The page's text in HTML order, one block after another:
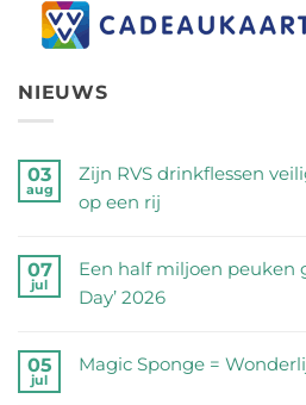
NIEUWS
03
aug
Zijn RVS drinkflessen
op een rij
reacties
op
RVS
drinkflessen
07
jul
Een half miljoen peuken
Day’ 2026
reacties
05
jul
Magic Sponge =